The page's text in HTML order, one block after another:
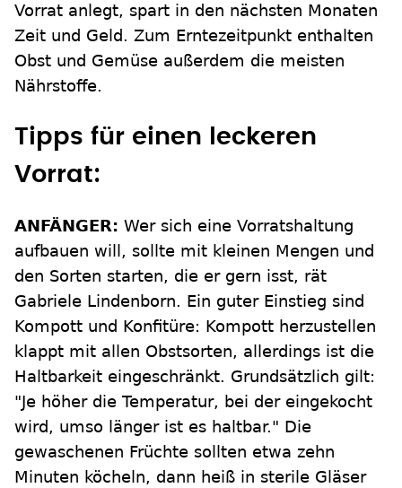
Vorrat anlegt, spart in den nächsten Monaten
Zeit und Geld. Zum Erntezeitpunkt enthalten
Obst und Gemüse außerdem die meisten
Nährstoffe.
Tipps für einen leckeren
Vorrat:
ANFÄNGER: Wer sich eine Vorratshaltung
aufbauen will, sollte mit kleinen Mengen und
den Sorten starten, die er gern isst, rät
Gabriele Lindenborn. Ein guter Einstieg sind
Kompott und Konfitüre: Kompott herzustellen
klappt mit allen Obstsorten, allerdings ist die
Haltbarkeit eingeschränkt. Grundsätzlich gilt:
"Je höher die Temperatur, bei der eingekocht
wird, umso länger ist es haltbar." Die
gewaschenen Früchte sollten etwa zehn
Minuten köcheln, dann heiß in sterile Gläser